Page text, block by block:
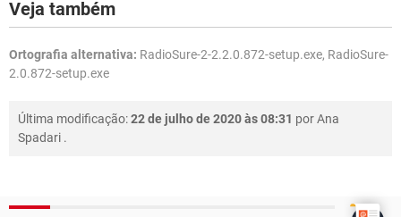
Veja também
Ortografia alternativa: RadioSure-2-2.2.0.872-setup.exe, RadioSure-
2.0.872-setup.exe
Última modificação:22 de julho de 2020 às 08:31 porAna
Spadari .